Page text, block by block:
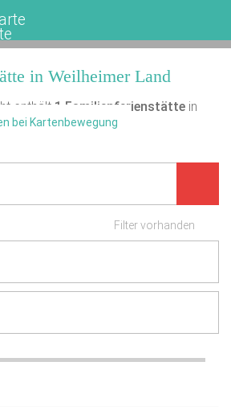
in Weilheimer Land
enthält 1 Familienferienstätte in
Filter vorhanden
bei Kartenbewegung